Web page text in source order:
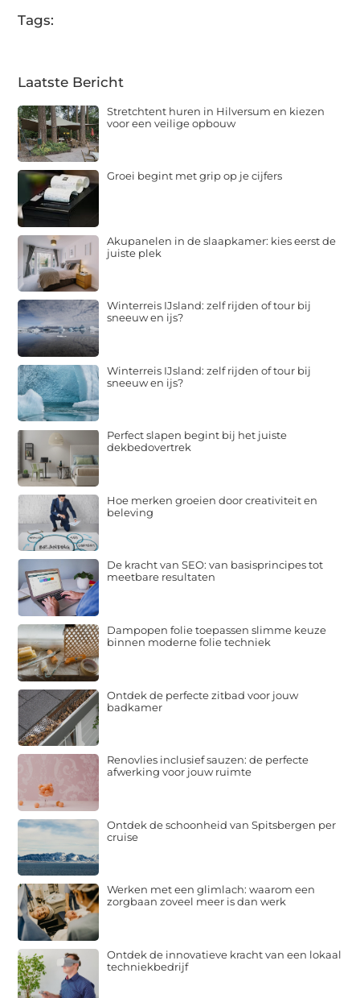
Tags:
Laatste Bericht
Stretchtent huren in Hilversum en kiezen
voor een veilige opbouw
Groei begint met grip op je cijfers
Akupanelen in de slaapkamer: kies eerst de
juiste plek
Winterreis IJsland: zelf rijden of tour bij
sneeuw en ijs?
Winterreis IJsland: zelf rijden of tour bij
sneeuw en ijs?
Perfect slapen begint bij het juiste
dekbedovertrek
Hoe merken groeien door creativiteit en
beleving
De kracht van SEO: van basisprincipes tot
meetbare resultaten
Dampopen folie toepassen slimme keuze
binnen moderne folie techniek
Ontdek de perfecte zitbad voor jouw
badkamer
Renovlies inclusief sauzen: de perfecte
afwerking voor jouw ruimte
Ontdek de schoonheid van Spitsbergen per
cruise
Werken met een glimlach: waarom een
zorgbaan zoveel meer is dan werk
Ontdek de innovatieve kracht van een lokaal
techniekbedrijf